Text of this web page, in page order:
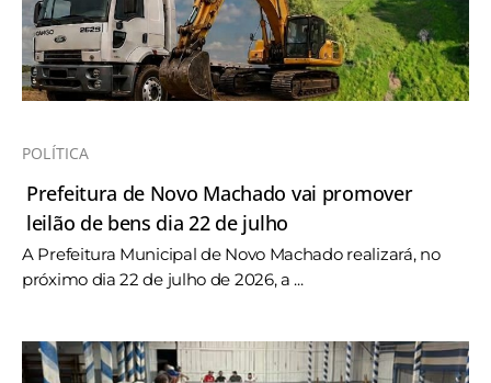
POLÍTICA
Prefeitura de Novo Machado vai promover
leilão de bens dia 22 de julho
A Prefeitura Municipal de Novo Machado realizará, no
próximo dia 22 de julho de 2026, a ...